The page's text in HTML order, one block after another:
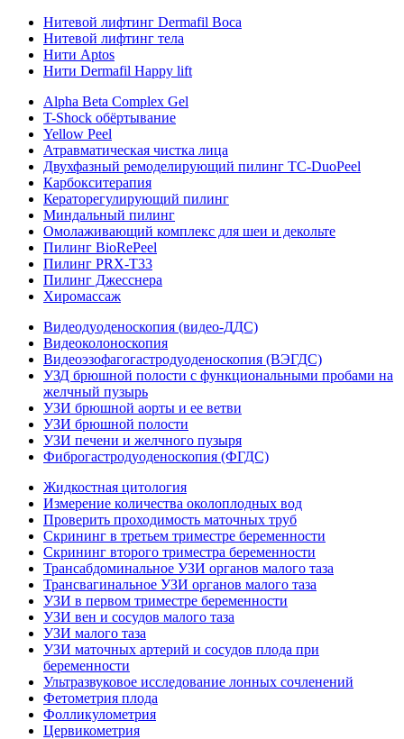
Нитевой лифтинг Dermafil Boca
Нитевой лифтинг тела
Нити Aptos
Нити Dermafil Happy lift
Alpha Beta Complex Gel
T-Shock обёртывание
Yellow Peel
Атравматическая чистка лица
Двухфазный ремоделирующий пилинг TC-DuoPeel
Карбокситерапия
Кераторегулирующий пилинг
Миндальный пилинг
Омолаживающий комплекс для шеи и декольте
Пилинг BioRePeel
Пилинг PRX-T33
Пилинг Джесснера
Хиромассаж
Видеодуоденоскопия (видео-ДДС)
Видеоколоноскопия
Видеоэзофагогастродуоденоскопия (ВЭГДС)
УЗД брюшной полости с функциональными пробами на
желчный пузырь
УЗИ брюшной аорты и ее ветви
УЗИ брюшной полости
УЗИ печени и желчного пузыря
Фиброгастродуоденоскопия (ФГДС)
Жидкостная цитология
Измерение количества околоплодных вод
Проверить проходимость маточных труб
Скрининг в третьем триместре беременности
Скрининг второго триместра беременности
Трансабдоминальное УЗИ органов малого таза
Трансвагинальное УЗИ органов малого таза
УЗИ в первом триместре беременности
УЗИ вен и сосудов малого таза
УЗИ малого таза
УЗИ маточных артерий и сосудов плода при
беременности
Ультразвуковое исследование лонных сочленений
Фетометрия плода
Фолликулометрия
Цервикометрия